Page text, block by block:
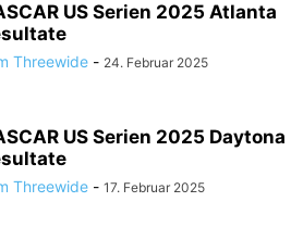
US Serien 2025 Atlanta
Threewide - 24. Februar 2025
US Serien 2025 Daytona
Threewide - 17. Februar 2025